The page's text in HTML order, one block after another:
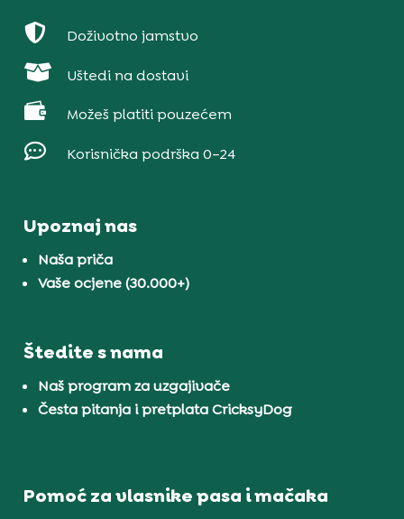
 Doživotno jamstvo
 Uštedi na dostavi
 Možeš platiti pouzećem
 Korisnička podrška 0–24
Upoznaj nas
Naša priča
Vaše ocjene (30.000+)
Štedite s nama
Naš program za uzgajivače
Česta pitanja i pretplata CricksyDog
Pomoć za vlasnike pasa i mačaka